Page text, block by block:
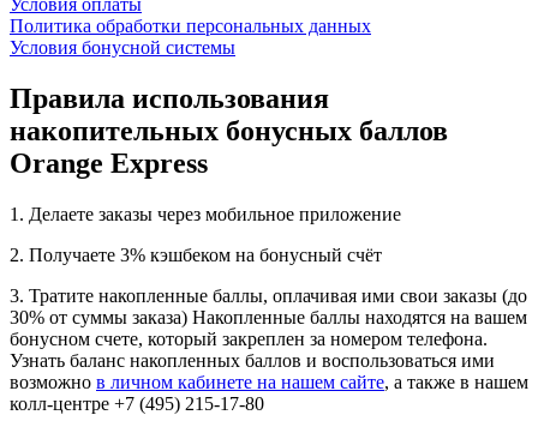
Условия оплаты
Политика обработки персональных данных
Условия бонусной системы
Правила использования
накопительных бонусных баллов
Orange Express
1. Делаете заказы через мобильное приложение
2. Получаете 3% кэшбеком на бонусный счёт
3. Тратите накопленные баллы, оплачивая ими свои заказы (до
30% от суммы заказа) Накопленные баллы находятся на вашем
бонусном счете, который закреплен за номером телефона.
Узнать баланс накопленных баллов и воспользоваться ими
возможно в личном кабинете на нашем сайте, а также в нашем
колл-центре +7 (495) 215-17-80